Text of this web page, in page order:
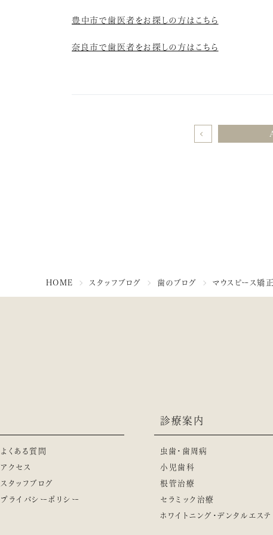
豊中市で歯医者をお探しの方はこちら
奈良市で歯医者をお探しの方はこちら
HOME スタッフブログ 歯のブログ マウスピース矯
よくある質問
アクセス
スタッフブログ
プライバシーポリシー
診療案内
虫歯・歯周病
小児歯科
根管治療
セラミック治療
ホワイトニング・デンタルエステ